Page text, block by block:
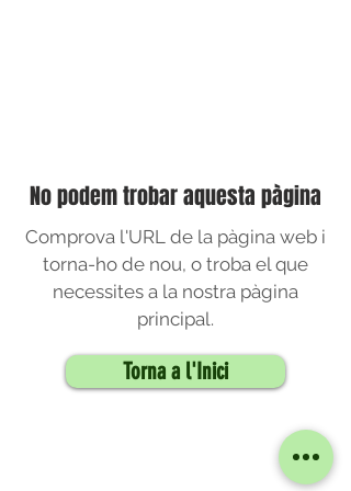
No podem trobar aquesta pàgina
Comprova l'URL de la pàgina web i
torna-ho de nou, o troba el que
necessites a la nostra pàgina
principal.
Torna a l'Inici